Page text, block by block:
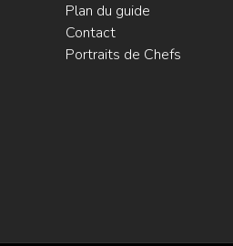
Plan du guide
Contact
Portraits de Chefs